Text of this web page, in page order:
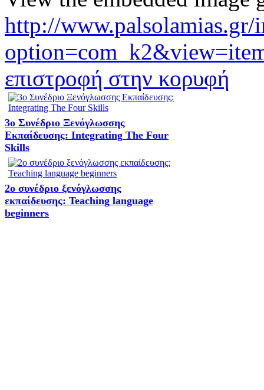
http://www.palsolamias.gr/
επιστροφή στην κορυφή
3ο Συνέδριο Ξενόγλωσσης
Εκπαίδευσης: Integrating The Four
Skills
2o συνέδριο ξενόγλωσσης
εκπαίδευσης: Teaching language
beginners